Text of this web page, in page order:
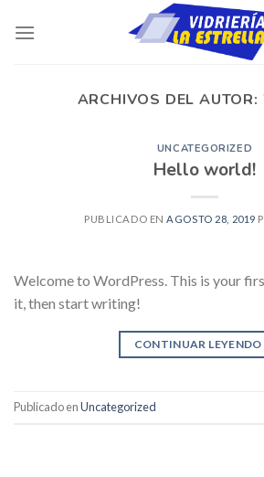
ARCHIVOS DEL AUTOR:
UNCATEGORIZED
Hello world!
PUBLICADO EN AGOSTO 28, 2019
Welcome to WordPress. This is your
it, then start writing!
CONTINUAR LEYENDO
Publicado enUncategorized